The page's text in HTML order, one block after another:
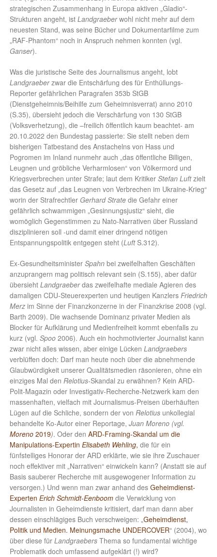
strategischen Zusammenhang in Europa aktiven „Gladio“-
Strukturen angeht, ist Landgraeberwohl nicht mehr auf dem
neuesten Stand, was seine Bücher und Dokumentarfilme zum
„RAF-Phantom“ noch in Anspruch nehmen konnten (vgl.
Ganser).
Was die juristische Seite des Journalismus angeht, lobt
Landgraeberzwar die Entschärfung des für Enthüllungs-
Reporter gefährlichen Paragrafen 353b StGB
(Dienstgeheimnis/Beihilfe zum Geheimnisverrat) anno 2010
(S.35), übersieht jedoch die Verschärfung von 130 StGB
(Volksverhetzung), die –freilich öffentlich kaum beachtet- am
20.10.2022 den Bundestag passierte: Sie stellt neben dem
bisherigen Tatbestand des Anstachelns von Hass und
Pogromen im Inland nunmehr auch „das öffentliche Billigen,
Leugnen und gröbliche Verharmlosen“ von Völkermord und
Kriegsverbrechen unter Strafe; laut dem Kritiker Stefan Luftzielt
das Gesetz auf „das Leugnen von Verbrechen im Ukraine-Krieg“
worin der Strafrechtler Gerhard Strate die Gefahr einer
gefährlich schwammigen „Gesinnungsjustiz“ sieht, die
womöglich Gegenstimmen zu Nato-Narrativen über Russland
disziplinieren soll -und damit einer dringend nötigen
Entspannungspolitik entgegen steht (LuftS.312).
Ex-Gesundheitsminister Spahn bei zweifelhaften Geschäften
anzuprangern mag politisch relevant sein (S.155), aber dafür
übersieht Landgraeberdas zweifelhafte mediale Agieren des
damaligen CDU-Steuerexperten und heutigen Kanzlers Friedrich
Merz im Sinne der Finanzkonzerne in der Finanzkrise 2008 (vgl.
Barth 2009). Die wachsende Dominanz privater Medien als
Blocker für Aufklärung und Medienfreiheit kommt ebenfalls zu
kurz (vgl. Spoo 2006). Auch ein hochmotivierter Journalist kann
zwar nicht alles wissen, aber einige Lücken Landgraebers
verblüffen doch: Darf man heute noch über die abnehmende
Glaubwürdigkeit unserer Qualitätsmedien räsonieren, ohne ein
einziges Mal den Relotius-Skandal zu erwähnen? Kein ARD-
Polit-Magazin oder Investigativ-Recherche-Netzwerk kam den
massenhaften, vielfach mit Journalismus-Preisen überhäuften
Lügen auf die Schliche, sondern der von Relotius unkollegial
behandelte Ko-Autor einer Reportage, Juan Moreno (vgl.
Moreno 2019). Oder den ARD-Framing-Skandal um die
Manipulations-Expertin Elisabeth Wehling, die für ein
fünfstelliges Honorar der ARD erklärte, wie sie ihre Zuschauer
noch effektiver mit „Narrativen“ einwickeln kann? (Anstatt sie auf
Basis sauberer Recherche mit ausgewogener Information zu
versorgen.) Und wenn man zwar anhand des Geheimdienst-
Experten Erich Schmidt-Eenboom die Verwicklung von
Journalisten in Geheimdienste kritisiert, darf man dann aber
dessen einschlägiges Buch verschweigen: „Geheimdienst,
Politik und Medien. Meinungsmache UNDERCOVER“ (2004), wo
über diese für Landgraebers Thema so fundamental wichtige
Problematik doch umfassend aufgeklärt (!) wird?